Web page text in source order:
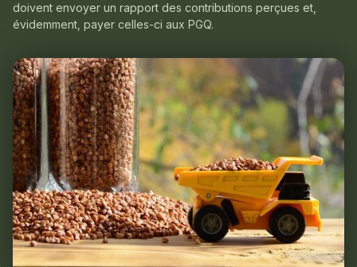
doivent envoyer un rapport des contributions perçues et,
évidemment, payer celles-ci aux PGQ.